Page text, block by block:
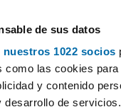
de sus datos
nuestros 1022 socios
como las cookies
y contenido
desarrollo de
Elegir distrito
pisos Madrid Alquiler